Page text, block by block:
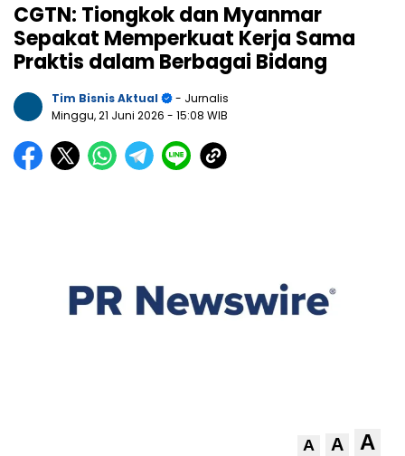
CGTN: Tiongkok dan Myanmar
Sepakat Memperkuat Kerja Sama
Praktis dalam Berbagai Bidang
Tim Bisnis Aktual
- Jurnalis
Minggu, 21 Juni 2026 - 15:08 WIB
A A A